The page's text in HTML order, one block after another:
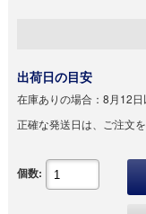
出荷日の目安
在庫ありの場合： 8月12日
正確な発送日は、ご注文
個数: